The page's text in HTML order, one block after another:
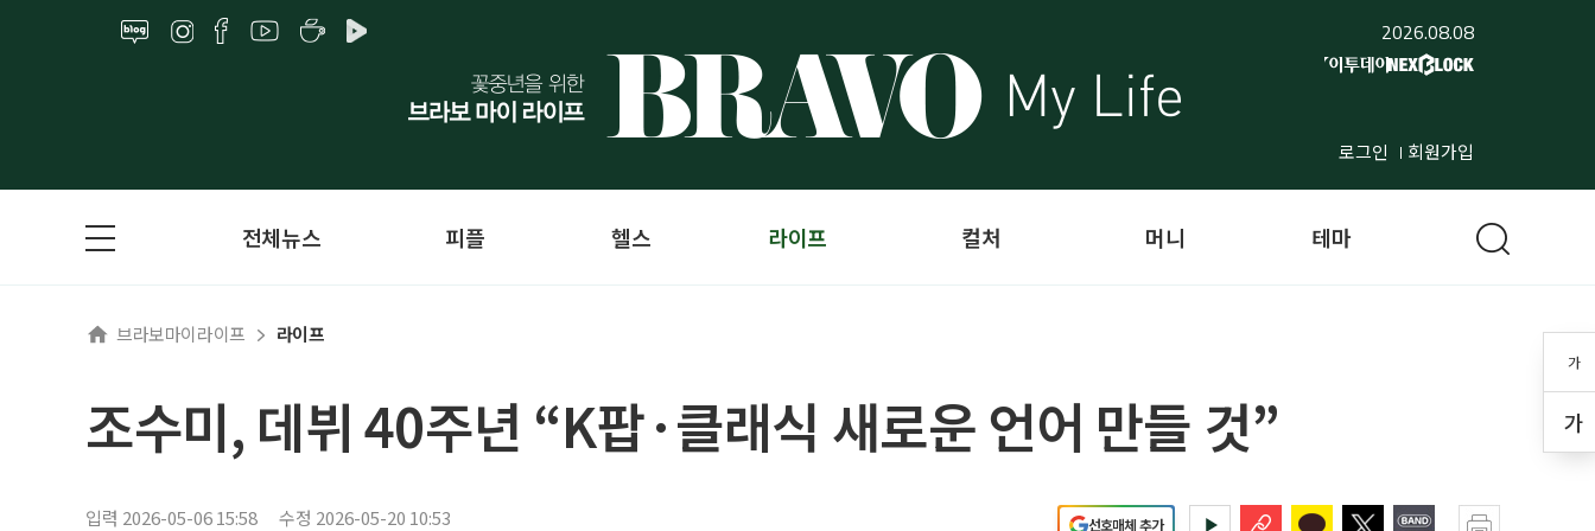
2026.08.08
로그인 회원가입
가
가
전체뉴스 피플 헬스 라이프 컬처 머니 테마
브라보마이라이프 라이프
조수미, 데뷔 40주년 “K팝·클래식 새로운 언어 만들 것”
입력 2026-05-06 15:58 수정 2026-05-20 10:53 선호매체 추가